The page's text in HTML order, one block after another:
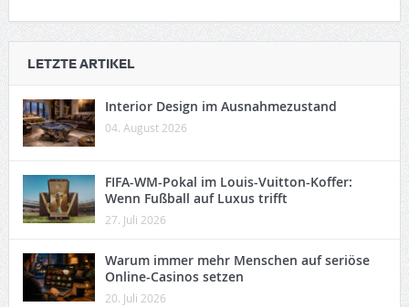
LETZTE ARTIKEL
Interior Design im Ausnahmezustand
04. August 2026
FIFA-WM-Pokal im Louis-Vuitton-Koffer:
Wenn Fußball auf Luxus trifft
27. Juli 2026
Warum immer mehr Menschen auf seriöse
Online-Casinos setzen
20. Juli 2026